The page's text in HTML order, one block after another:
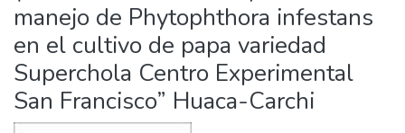
manejo de Phytophthora infestans
en el cultivo de papa variedad
Superchola Centro Experimental
San Francisco” Huaca-Carchi